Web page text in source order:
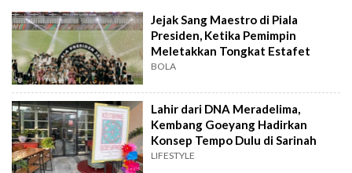
Jejak Sang Maestro di Piala
Presiden, Ketika Pemimpin
Meletakkan Tongkat Estafet
BOLA
Lahir dari DNA Meradelima,
Kembang Goeyang Hadirkan
Konsep Tempo Dulu di Sarinah
LIFESTYLE